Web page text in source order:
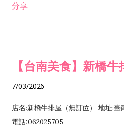
發業 H703090 不動產買賣業
分享
【台南美食】新橋牛
7/03/2026
店名:新橋牛排屋（無訂位） 地址:
電話:062025705